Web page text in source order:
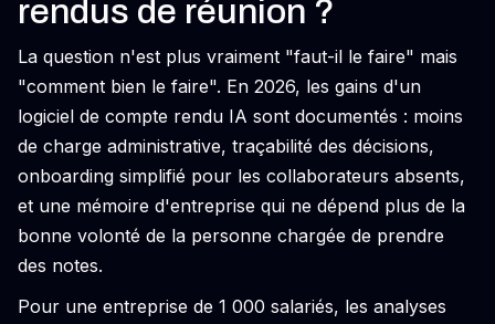
rendus de réunion ?
La question n'est plus vraiment "faut-il le faire" mais
"comment bien le faire". En 2026, les gains d'un
logiciel de compte rendu IA sont documentés : moins
de charge administrative, traçabilité des décisions,
onboarding simplifié pour les collaborateurs absents,
et une mémoire d'entreprise qui ne dépend plus de la
bonne volonté de la personne chargée de prendre
des notes.
Pour une entreprise de 1 000 salariés, les analyses